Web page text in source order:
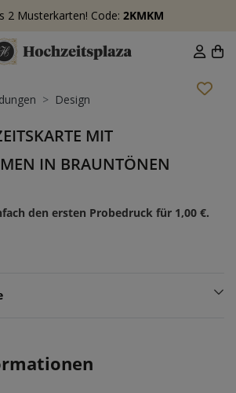
2 Musterkarten! Code: 2KMKM
Design
MIT
IN BRAUNTÖNEN
den ersten Probedruck für 1,00 €.